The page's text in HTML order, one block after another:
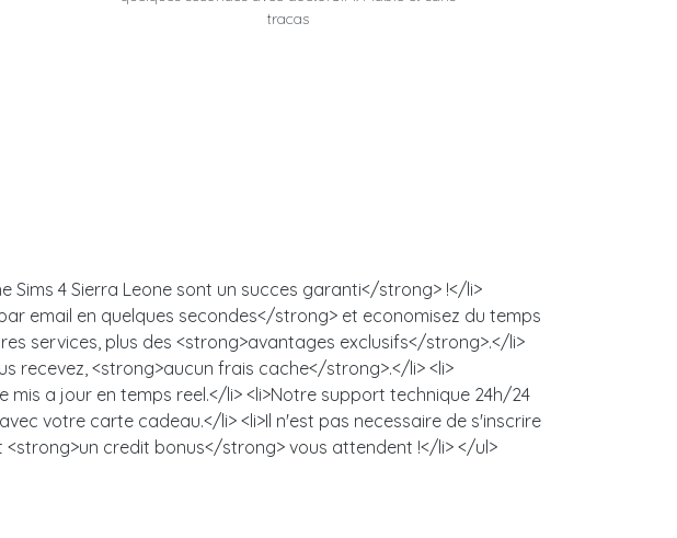
tracas
Sims 4 Sierra Leone sont un succes garanti</strong> !</li>
email en quelques secondes</strong> et economisez du temps
services, plus des <strong>avantages exclusifs</strong>.</li>
recevez, <strong>aucun frais cache</strong>.</li> <li>
a jour en temps reel.</li> <li>Notre support technique 24h/24
votre carte cadeau.</li> <li>Il n'est pas necessaire de s'inscrire
credit bonus</strong> vous attendent !</li> </ul>